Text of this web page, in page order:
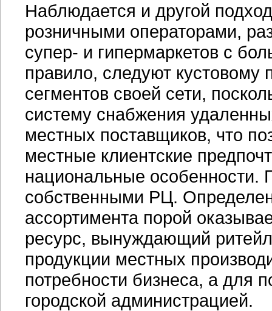
Наблюдается и другой
розничными операторами,
супер- и гипермаркетов с
правило, следуют кустовому
сегментов своей сети,
систему снабжения
местных поставщиков, что
местные клиентские
национальные особенности.
собственными РЦ.
ассортимента порой
ресурс, вынуждающий
продукции местных
потребности бизнеса, а для
городской администрацией.